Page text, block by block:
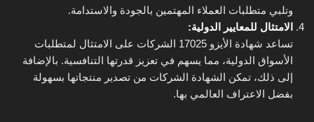
وتلبي متطلبات العملاء المهتمين بالجودة والاستدامة.
الامتثال للمعايير الدولية:
تساعد شهادة الأيزو 17025 الشركات على الامتثال لمتطلبات
الأسواق الدولية، مما يسهم في تعزيز قدرتها التنافسية. بالإضافة
إلى ذلك، تمكن الشهادة الشركات من تصدير منتجاتها بسهولة
بفضل الاعتراف العالمي بها.